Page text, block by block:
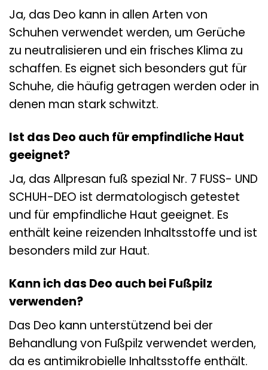
Ja, das Deo kann in allen Arten von
Schuhen verwendet werden, um Gerüche
zu neutralisieren und ein frisches Klima zu
schaffen. Es eignet sich besonders gut für
Schuhe, die häufig getragen werden oder in
denen man stark schwitzt.
Ist das Deo auch für empfindliche Haut
geeignet?
Ja, das Allpresan fuß spezial Nr. 7 FUSS- UND
SCHUH-DEO ist dermatologisch getestet
und für empfindliche Haut geeignet. Es
enthält keine reizenden Inhaltsstoffe und ist
besonders mild zur Haut.
Kann ich das Deo auch bei Fußpilz
verwenden?
Das Deo kann unterstützend bei der
Behandlung von Fußpilz verwendet werden,
da es antimikrobielle Inhaltsstoffe enthält.